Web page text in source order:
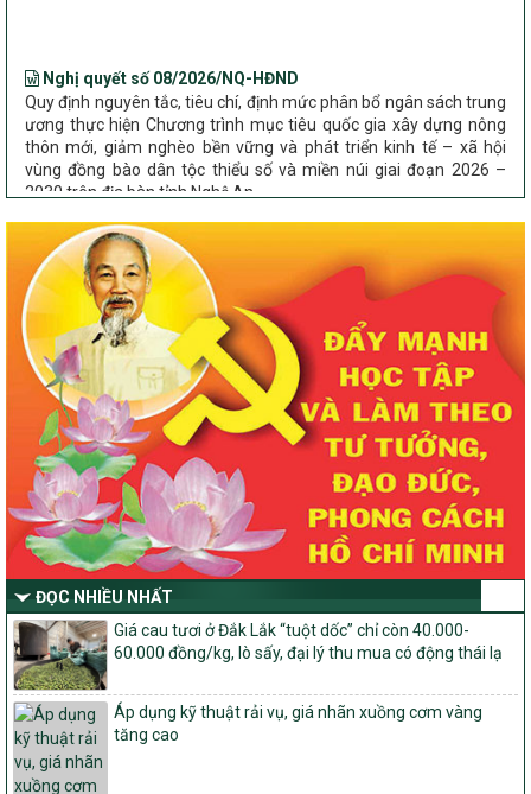
Quy định nguyên tắc, tiêu chí, định mức phân bổ ngân sách trung
ương thực hiện Chương trình mục tiêu quốc gia xây dựng nông
thôn mới, giảm nghèo bền vững và phát triển kinh tế – xã hội
vùng đồng bào dân tộc thiểu số và miền núi giai đoạn 2026 –
2030 trên địa bàn tỉnh Nghệ An
về đẩy mạnh thực hiện Chương trình mục tiêu quốc gia xây dựng
nông thôn mới, giảm nghèo bền vững và phát triển kinh tế – xã
hội vùng đồng bào dân tộc thiểu số và miền núi giai đoạn 2026 –
2030 trên địa bàn tỉnh Nghệ An
Quyết định số 2490/QĐ-UBND
Về việc thành lập Ban Chỉ đạo Chương trình mục tiều quốc gia xây
dựng nông thôn mới, giảm nghèo bền vững và phát triển kinh tế –
xã hội vùng đồng bào dân tộc thiểu số và miền núi giai đoạn 2026
-2030 tỉnh Nghệ An
Thông tư Số 23/2026/TT-BNNMT
Thông tư Hướng dẫn thực hiện một số nội dung Chương trình
mục tiêu quốc gia xây dựng nông thôn mới, giảm nghèo bền
vững và phát triển kinh tế – xã hội vùng đồng bào dân tộc thiểu
số và miền núi giai đoạn 2026-2030 thuộc phạm vi quản lý nhà
nước của Bộ Nông nghiệp và Môi trường
Quyết định số: 26/2026/QĐ-TTg
Quyết định ban hành Bộ tiêu chí và quy trình đánh giá, phân hạng
sản phẩm Mỗi xã một sản phẩm
số: 19/2026/QĐ-TTg
Quy định điều kiện, trình tự, thủ tục, hồ sơ xét, công nhận, công bố
và thu hồi quyết định công nhận xã đạt chuẩn nông thôn mới, xã
đạt nông thôn mới hiện đại và tỉnh, thành phố hoàn thành nhiệm
vụ xây dựng nông thôn mới giai đoạn 2026 – 2030
ĐỌC NHIỀU NHẤT
Giá cau tươi ở Đắk Lắk “tuột dốc” chỉ còn 40.000-
60.000 đồng/kg, lò sấy, đại lý thu mua có động thái lạ
Áp dụng kỹ thuật rải vụ, giá nhãn xuồng cơm vàng
tăng cao